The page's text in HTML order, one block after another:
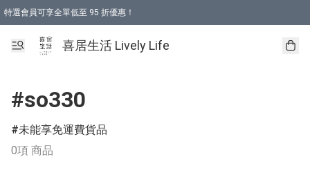
特選會員可享全單低至 95 折優惠！
購物折後滿$600免運費優惠 (減價貨品除外）
購物折後滿$320 即可免費於「順豐站」或「順豐智能櫃」自提點取貨 （冷凍食品
喜居生活 Lively Life
#so330
未能享免運費貨品
0項 商品